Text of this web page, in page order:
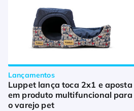
Lançamentos
Luppet lança toca 2x1 e aposta
em produto multifuncional para
o varejo pet